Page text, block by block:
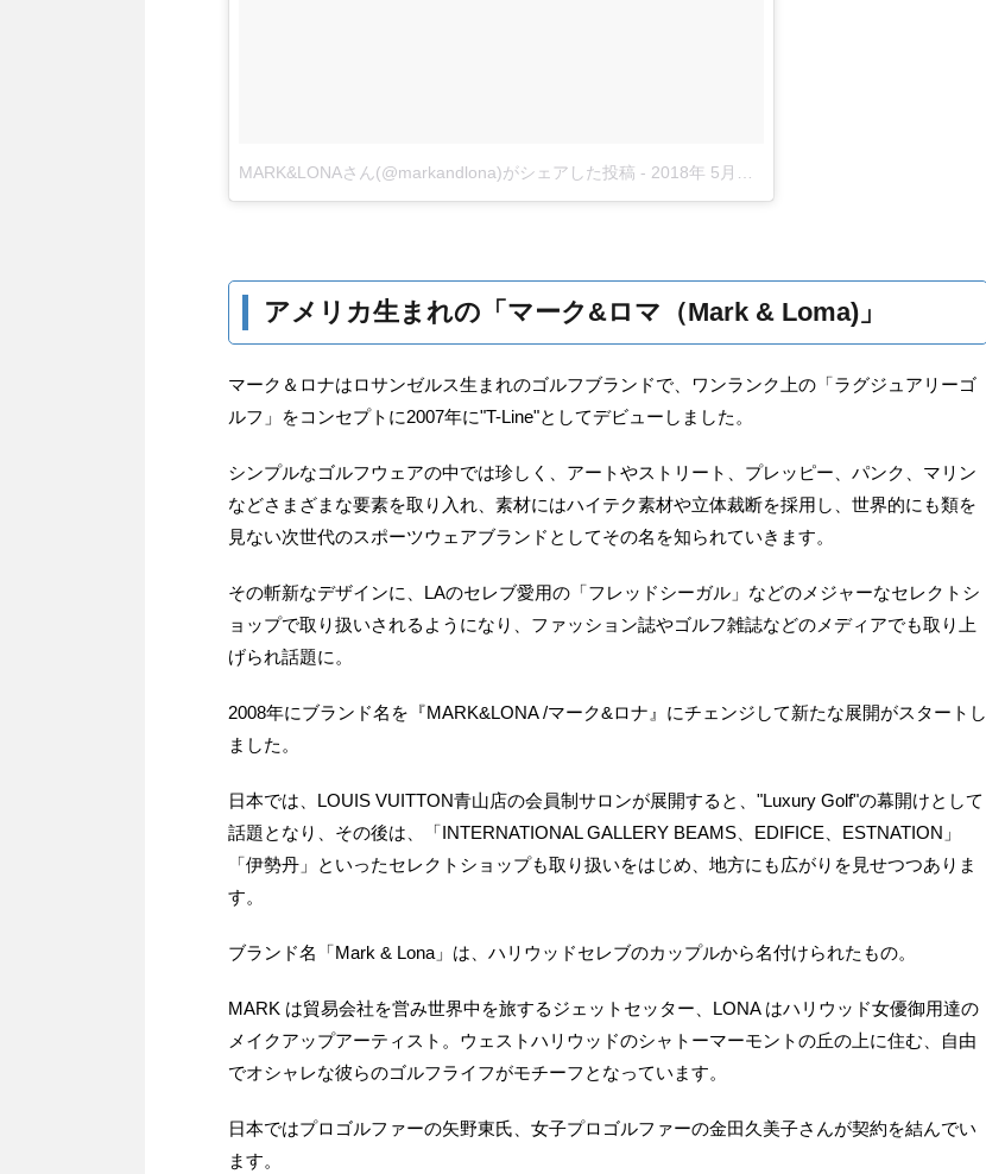
MARK&LONAさん(@markandlona)がシェアした投稿 - 2018年 5月月8日午前1時15分PDT
アメリカ生まれの「マーク&ロマ（Mark & Loma)」
マーク＆ロナはロサンゼルス生まれのゴルフブランドで、ワンランク上の「ラグジュアリーゴ
ルフ」をコンセプトに2007年に"T-Line"としてデビューしました。
シンプルなゴルフウェアの中では珍しく、アートやストリート、プレッピー、パンク、マリン
などさまざまな要素を取り入れ、素材にはハイテク素材や立体裁断を採用し、世界的にも類を
見ない次世代のスポーツウェアブランドとしてその名を知られていきます。
その斬新なデザインに、LAのセレブ愛用の「フレッドシーガル」などのメジャーなセレクトシ
ョップで取り扱いされるようになり、ファッション誌やゴルフ雑誌などのメディアでも取り上
げられ話題に。
2008年にブランド名を『MARK&LONA /マーク&ロナ』にチェンジして新たな展開がスタートし
ました。
日本では、LOUIS VUITTON青山店の会員制サロンが展開すると、"Luxury Golf"の幕開けとして
話題となり、その後は、「INTERNATIONAL GALLERY BEAMS、EDIFICE、ESTNATION」
「伊勢丹」といったセレクトショップも取り扱いをはじめ、地方にも広がりを見せつつありま
す。
ブランド名「Mark & Lona」は、ハリウッドセレブのカップルから名付けられたもの。
MARK は貿易会社を営み世界中を旅するジェットセッター、LONA はハリウッド女優御用達の
メイクアップアーティスト。ウェストハリウッドのシャトーマーモントの丘の上に住む、自由
でオシャレな彼らのゴルフライフがモチーフとなっています。
日本ではプロゴルファーの矢野東氏、女子プロゴルファーの金田久美子さんが契約を結んでい
ます。